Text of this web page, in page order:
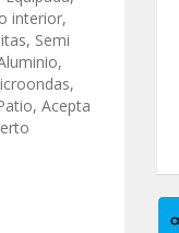
interior,
Semi
Acepta